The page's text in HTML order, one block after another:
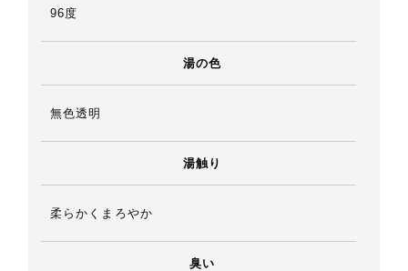
96度
湯の色
無色透明
湯触り
柔らかくまろやか
臭い